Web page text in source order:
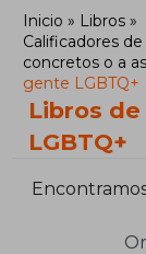
Inicio
Libros
Calificadores
concretos o a
gente LGBTQ+
Libros
LGBTQ+